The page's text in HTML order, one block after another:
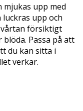
upp med
upp och
försiktigt
Passa på att
du kan sitta i
verkar.